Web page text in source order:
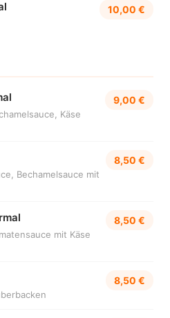
10,00 €
Käse
9,00 €
Bechamelsauce mit
8,50 €
mit Käse
8,50 €
8,50 €